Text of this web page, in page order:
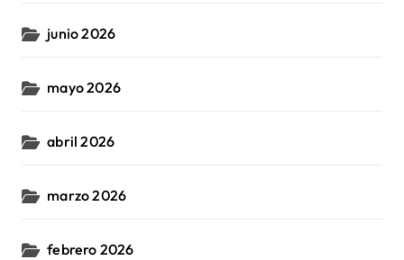
junio 2026
mayo 2026
abril 2026
marzo 2026
febrero 2026